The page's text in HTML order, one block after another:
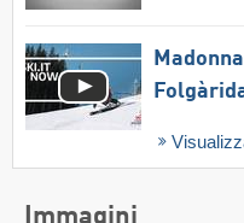
Immagini